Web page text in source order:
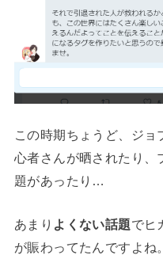
この時期ちょうど、ジ
心者さんが晒されたり、
題があったり…
あまり よくない話題でヒ
が賑わってたんですよね。